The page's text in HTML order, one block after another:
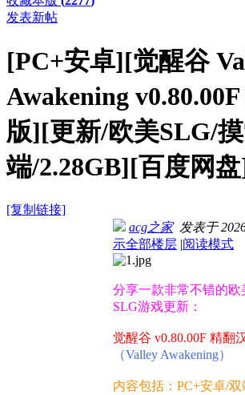
发表新帖
[PC+安卓][觉醒谷
Awakening
版][更新/欧美SLG/
端/2.28GB][百度网
[复制链接]
acg之家发表于
示全部楼层 |阅读模式
分享一款非常不错的欧
SLG游戏更新：
觉醒谷 v0.80.00F 精翻
（Valley Awakening）
内容包括：PC+安卓/